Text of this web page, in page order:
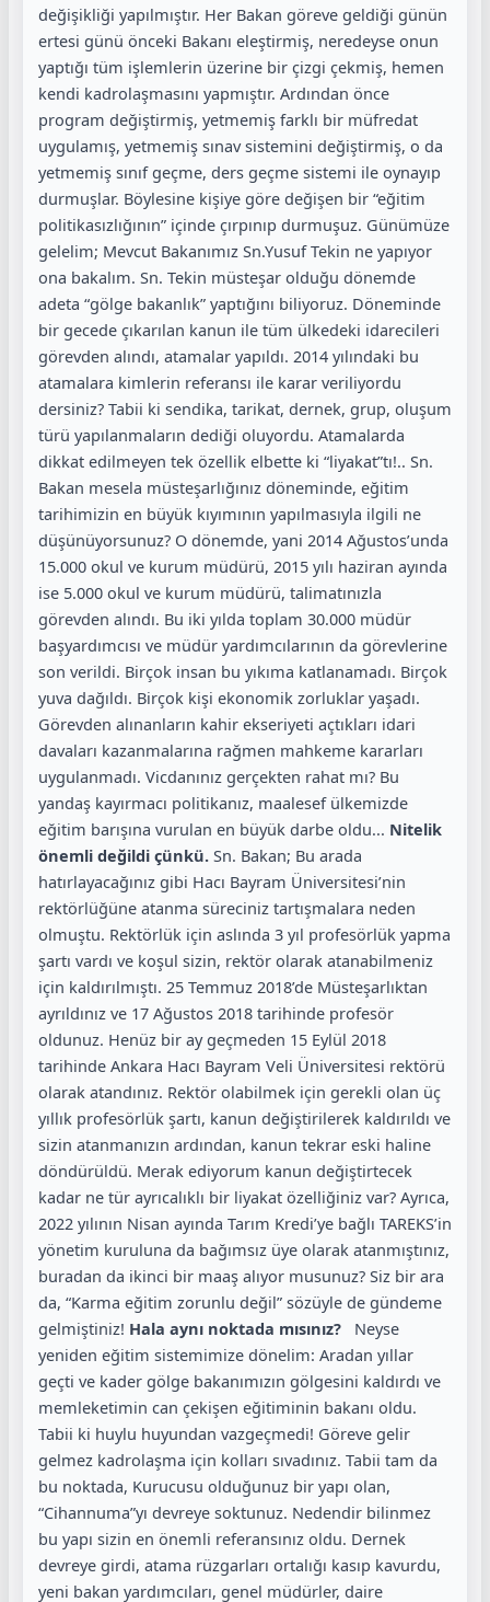
değişikliği yapılmıştır. Her Bakan göreve geldiği günün
ertesi günü önceki Bakanı eleştirmiş, neredeyse onun
yaptığı tüm işlemlerin üzerine bir çizgi çekmiş, hemen
kendi kadrolaşmasını yapmıştır. Ardından önce
program değiştirmiş, yetmemiş farklı bir müfredat
uygulamış, yetmemiş sınav sistemini değiştirmiş, o da
yetmemiş sınıf geçme, ders geçme sistemi ile oynayıp
durmuşlar. Böylesine kişiye göre değişen bir “eğitim
politikasızlığının” içinde çırpınıp durmuşuz. Günümüze
gelelim; Mevcut Bakanımız Sn.Yusuf Tekin ne yapıyor
ona bakalım. Sn. Tekin müsteşar olduğu dönemde
adeta “gölge bakanlık” yaptığını biliyoruz. Döneminde
bir gecede çıkarılan kanun ile tüm ülkedeki idarecileri
görevden alındı, atamalar yapıldı. 2014 yılındaki bu
atamalara kimlerin referansı ile karar veriliyordu
dersiniz? Tabii ki sendika, tarikat, dernek, grup, oluşum
türü yapılanmaların dediği oluyordu. Atamalarda
dikkat edilmeyen tek özellik elbette ki “liyakat”tı!.. Sn.
Bakan mesela müsteşarlığınız döneminde, eğitim
tarihimizin en büyük kıyımının yapılmasıyla ilgili ne
düşünüyorsunuz? O dönemde, yani 2014 Ağustos’unda
15.000 okul ve kurum müdürü, 2015 yılı haziran ayında
ise 5.000 okul ve kurum müdürü, talimatınızla
görevden alındı. Bu iki yılda toplam 30.000 müdür
başyardımcısı ve müdür yardımcılarının da görevlerine
son verildi. Birçok insan bu yıkıma katlanamadı. Birçok
yuva dağıldı. Birçok kişi ekonomik zorluklar yaşadı.
Görevden alınanların kahir ekseriyeti açtıkları idari
davaları kazanmalarına rağmen mahkeme kararları
uygulanmadı. Vicdanınız gerçekten rahat mı? Bu
yandaş kayırmacı politikanız, maalesef ülkemizde
eğitim barışına vurulan en büyük darbe oldu... Nitelik
önemli değildi çünkü. Sn. Bakan; Bu arada
hatırlayacağınız gibi Hacı Bayram Üniversitesi’nin
rektörlüğüne atanma süreciniz tartışmalara neden
olmuştu. Rektörlük için aslında 3 yıl profesörlük yapma
şartı vardı ve koşul sizin, rektör olarak atanabilmeniz
için kaldırılmıştı. 25 Temmuz 2018’de Müsteşarlıktan
ayrıldınız ve 17 Ağustos 2018 tarihinde profesör
oldunuz. Henüz bir ay geçmeden 15 Eylül 2018
tarihinde Ankara Hacı Bayram Veli Üniversitesi rektörü
olarak atandınız. Rektör olabilmek için gerekli olan üç
yıllık profesörlük şartı, kanun değiştirilerek kaldırıldı ve
sizin atanmanızın ardından, kanun tekrar eski haline
döndürüldü. Merak ediyorum kanun değiştirtecek
kadar ne tür ayrıcalıklı bir liyakat özelliğiniz var? Ayrıca,
2022 yılının Nisan ayında Tarım Kredi’ye bağlı TAREKS’in
yönetim kuruluna da bağımsız üye olarak atanmıştınız,
buradan da ikinci bir maaş alıyor musunuz? Siz bir ara
da, “Karma eğitim zorunlu değil” sözüyle de gündeme
gelmiştiniz! Hala aynı noktada mısınız?
Neyse
yeniden eğitim sistemimize dönelim: Aradan yıllar
geçti ve kader gölge bakanımızın gölgesini kaldırdı ve
memleketimin can çekişen eğitiminin bakanı oldu.
Tabii ki huylu huyundan vazgeçmedi! Göreve gelir
gelmez kadrolaşma için kolları sıvadınız. Tabii tam da
bu noktada, Kurucusu olduğunuz bir yapı olan,
“Cihannuma”yı devreye soktunuz. Nedendir bilinmez
bu yapı sizin en önemli referansınız oldu. Dernek
devreye girdi, atama rüzgarları ortalığı kasıp kavurdu,
yeni bakan yardımcıları, genel müdürler, daire